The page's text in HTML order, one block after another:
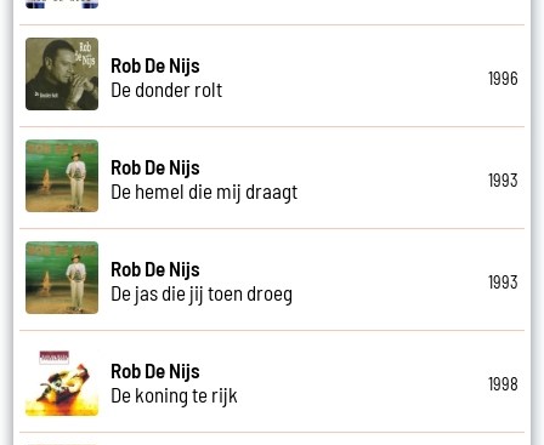
Rob De Nijs
De donder rolt
1996
Rob De Nijs
De hemel die mij draagt
1993
Rob De Nijs
De jas die jij toen droeg
1993
Rob De Nijs
De koning te rijk
1998